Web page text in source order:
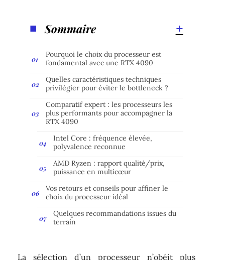
Sommaire
Pourquoi le choix du processeur est
fondamental avec une RTX 4090
Quelles caractéristiques techniques
privilégier pour éviter le bottleneck ?
Comparatif expert : les processeurs les
plus performants pour accompagner la
RTX 4090
Intel Core : fréquence élevée,
polyvalence reconnue
AMD Ryzen : rapport qualité/prix,
puissance en multicœur
Vos retours et conseils pour affiner le
choix du processeur idéal
Quelques recommandations issues du
terrain
La sélection d’un processeur n’obéit plus